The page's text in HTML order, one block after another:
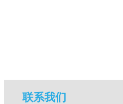
联系我们